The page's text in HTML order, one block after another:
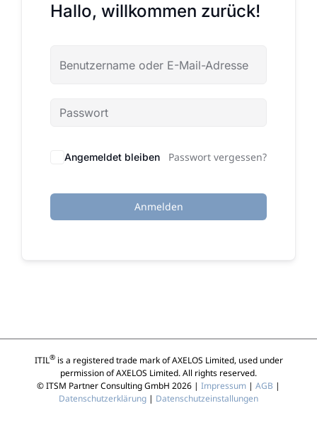
Hallo, willkommen zurück!
Angemeldet bleiben Passwort vergessen?
Anmelden
ITIL®is a registered trade mark of AXELOS Limited, used under
permission of AXELOS Limited. All rights reserved.
© ITSM Partner Consulting GmbH 2026 | Impressum | AGB |
Datenschutzerklärung | Datenschutzeinstallungen